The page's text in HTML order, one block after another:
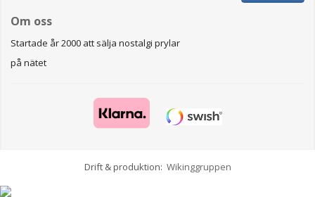
Om oss
Startade år 2000 att sälja nostalgi prylar
på nätet
Drift & produktion: Wikinggruppen